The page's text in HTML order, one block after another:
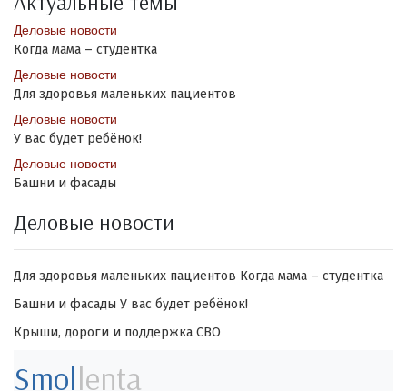
Деловые новости
Когда мама – студентка
Деловые новости
Для здоровья маленьких пациентов
Деловые новости
У вас будет ребёнок!
Деловые новости
Башни и фасады
Деловые новости
Для здоровья маленьких пациентов Когда мама – студентка
Башни и фасады У вас будет ребёнок!
Крыши, дороги и поддержка СВО
Smollenta